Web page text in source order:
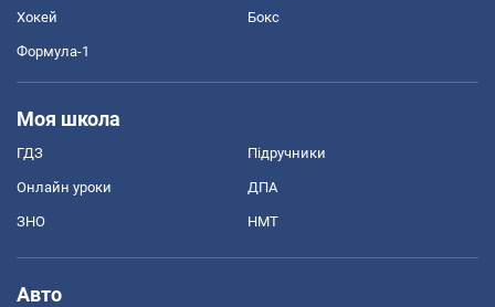
Хокей Бокс
Формула-1
Моя школа
ГДЗ Підручники
Онлайн уроки ДПА
ЗНО НМТ
Авто